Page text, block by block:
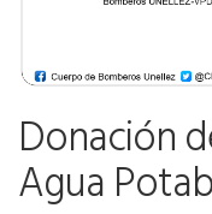
Donación
Agua